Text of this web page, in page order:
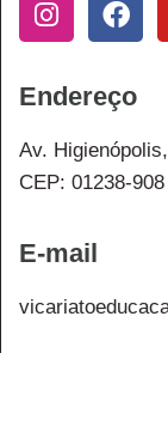
Endereço
Av.
CEP: 01238-
E-mail